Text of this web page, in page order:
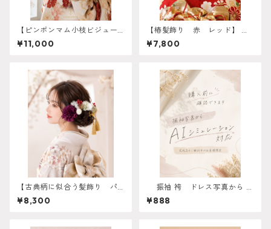
【ピンポンマム小枝ビジュー
髪飾り レッド】 袴 振袖
成人式 ヘアドレス ヘアパ
¥11,000
【椿髪飾り 赤 レッド】 成
人式 卒業式 振袖 袴 オーダー
メイド対応 k-0118
¥7,800
【古典柄に似合う髪飾り パ
ープル】 振袖 成人式 袴
卒業式 ヘアパーツ 髪飾
¥8,300
振袖 袴 ドレス写真から AI
シミュレーション対応 振
袖 成人式 卒業式 袴 ヘ
¥888